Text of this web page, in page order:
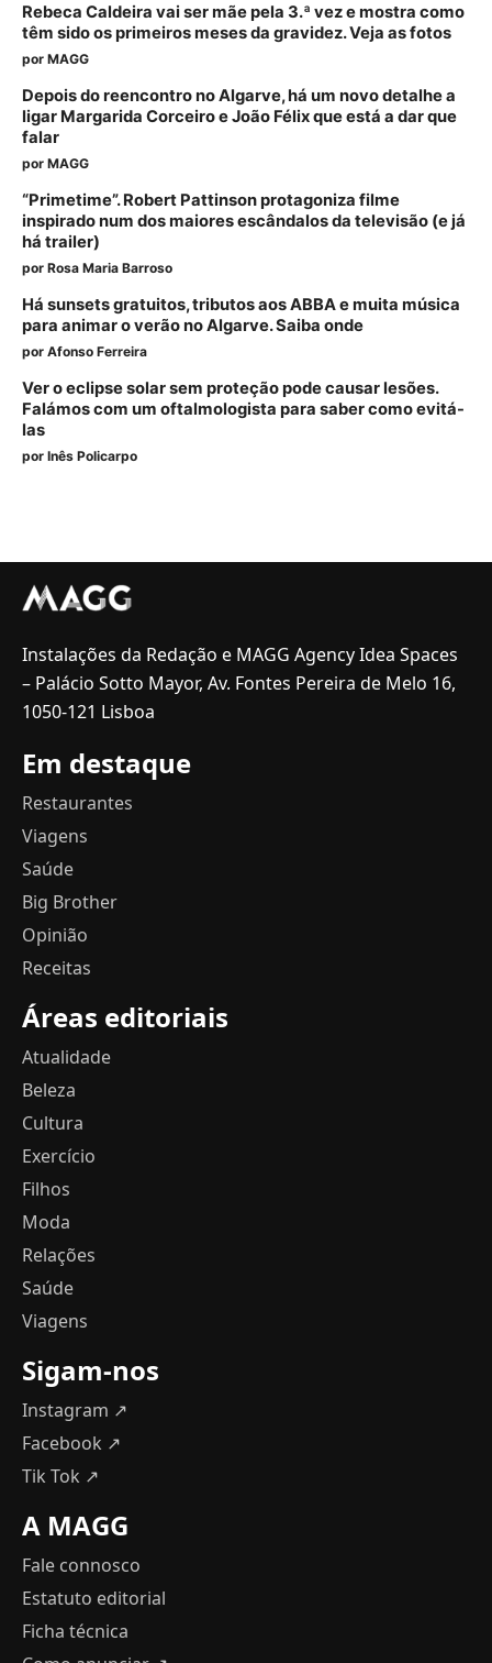
Rebeca Caldeira vai ser mãe pela 3.ª vez e mostra como
têm sido os primeiros meses da gravidez. Veja as fotos
por MAGG
Depois do reencontro no Algarve, há um novo detalhe a
ligar Margarida Corceiro e João Félix que está a dar que
falar
por MAGG
“Primetime”. Robert Pattinson protagoniza filme
inspirado num dos maiores escândalos da televisão (e já
há trailer)
por Rosa Maria Barroso
Há sunsets gratuitos, tributos aos ABBA e muita música
para animar o verão no Algarve. Saiba onde
por Afonso Ferreira
Ver o eclipse solar sem proteção pode causar lesões.
Falámos com um oftalmologista para saber como evitá-
las
por Inês Policarpo
Instalações da Redação e MAGG Agency Idea Spaces
– Palácio Sotto Mayor, Av. Fontes Pereira de Melo 16,
1050-121 Lisboa
Em destaque
Restaurantes
Viagens
Saúde
Big Brother
Opinião
Receitas
Áreas editoriais
Atualidade
Beleza
Cultura
Exercício
Filhos
Moda
Relações
Saúde
Viagens
Sigam-nos
Instagram ↗
Facebook ↗
Tik Tok ↗
A MAGG
Fale connosco
Estatuto editorial
Ficha técnica